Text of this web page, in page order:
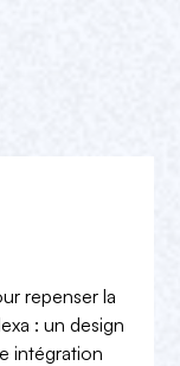
repenser la
: un design
intégration